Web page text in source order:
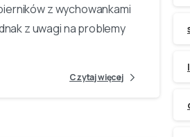
z wychowankami
z uwagi na problemy
Czytaj więcej